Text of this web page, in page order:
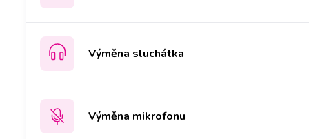
Výměna sluchátka
Výměna mikrofonu